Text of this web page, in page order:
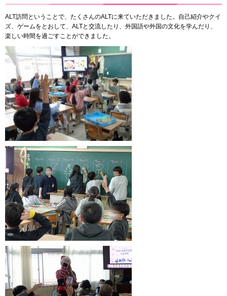
ALT訪問ということで、たくさんのALTに来ていただきました。自己紹介やクイ
ズ、ゲームをとおして、ALTと交流したり、外国語や外国の文化を学んだり、
楽しい時間を過ごすことができました。